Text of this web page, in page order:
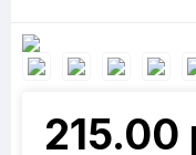
215.00